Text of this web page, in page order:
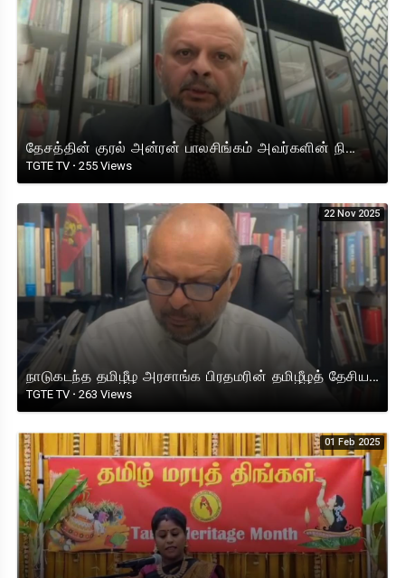
தேசத்தின் குரல் அன்ரன் பாலசிங்கம் அவர்களின் நினைவு நாள் நிகழ்விற்காக பிரதமரின் உரை!
TGTE TV · 255 Views
22 Nov 2025
நாடுகடந்த தமிழீழ அரசாங்க பிரதமரின் தமிழீழத் தேசியக் கொடிநாள் செய்தி !
TGTE TV · 263 Views
01 Feb 2025